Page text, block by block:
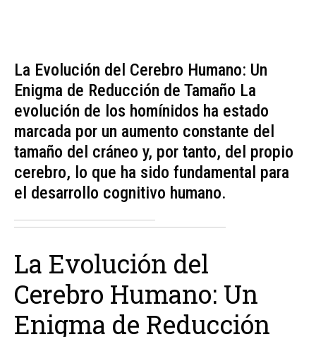
La Evolución del Cerebro Humano: Un
Enigma de Reducción de Tamaño La
evolución de los homínidos ha estado
marcada por un aumento constante del
tamaño del cráneo y, por tanto, del propio
cerebro, lo que ha sido fundamental para
el desarrollo cognitivo humano.
La Evolución del
Cerebro Humano: Un
Enigma de Reducción